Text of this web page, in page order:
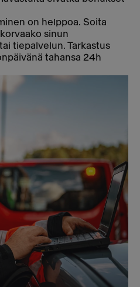
on helppoa. Soita
sinun
tiepalvelun. Tarkastus
tahansa 24h